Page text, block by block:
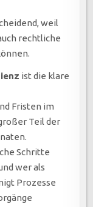
weil
rechtliche
ist die klare
Fristen im
Teil der
Schritte
wer als
Prozesse